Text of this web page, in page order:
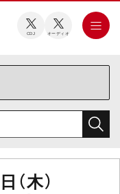
CDJ オーディオ
木）